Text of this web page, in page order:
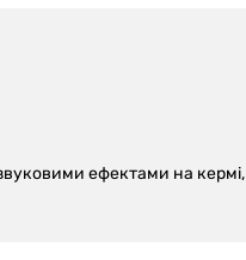
ефектами на кермі,